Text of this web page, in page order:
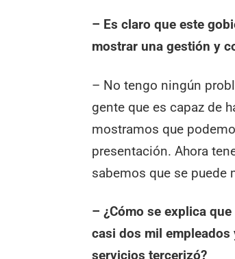
– Es claro que este
mostrar una gestión y
– No tengo ningún
gente que es capaz de
mostramos que
presentación. Ahora
sabemos que se puede
– ¿Cómo se explica
casi dos mil empleados
servicios tercerizó?